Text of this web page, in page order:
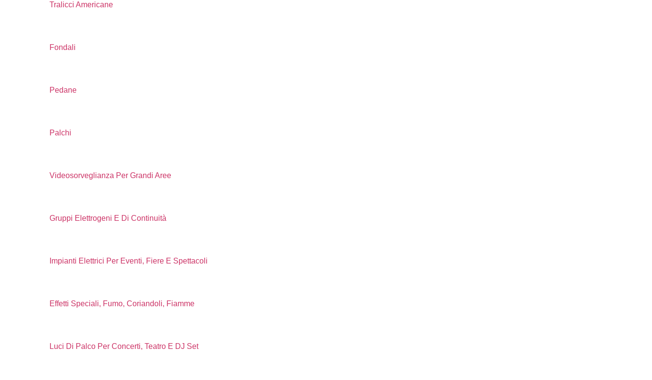
Tralicci Americane
Fondali
Pedane
Palchi
Videosorveglianza Per Grandi Aree
Gruppi Elettrogeni E Di Continuità
Impianti Elettrici Per Eventi, Fiere E Spettacoli
Effetti Speciali, Fumo, Coriandoli, Fiamme
Luci Di Palco Per Concerti, Teatro E DJ Set